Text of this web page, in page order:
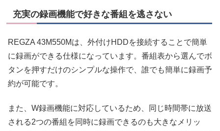
充実の録画機能で好きな番組を逃さない
REGZA 43M550Mは、外付けHDDを接続することで簡単
に録画ができる仕様になっています。番組表から選んでボ
タンを押すだけのシンプルな操作で、誰でも簡単に録画予
約が可能です。
また、W録画機能に対応しているため、同じ時間帯に放送
される2つの番組を同時に録画できるのも大きなメリッ